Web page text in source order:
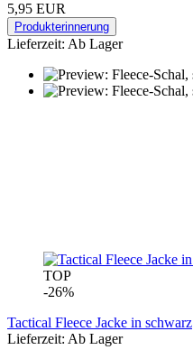
5,95 EUR
Produkterinnerung
Lieferzeit: Ab Lager
TOP
-26%
Tactical Fleece Jacke in schwarz
Lieferzeit: Ab Lager